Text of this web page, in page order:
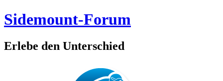
Sidemount-Forum
Erlebe den Unterschied